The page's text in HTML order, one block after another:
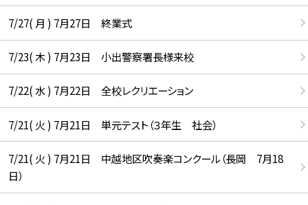
7/27( 月 ) 7月27日 終業式
7/23( 木 ) 7月23日 小出警察署長様来校
7/22( 水 ) 7月22日 全校レクリエーション
7/21( 火 ) 7月21日 単元テスト（３年生 社会）
7/21( 火 ) 7月21日 中越地区吹奏楽コンクール（長岡 7月18
日）